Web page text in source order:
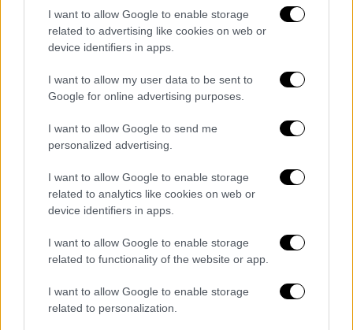
I want to allow Google to enable storage
related to advertising like cookies on web or
device identifiers in apps.
I want to allow my user data to be sent to
Google for online advertising purposes.
I want to allow Google to send me
personalized advertising.
I want to allow Google to enable storage
related to analytics like cookies on web or
device identifiers in apps.
I want to allow Google to enable storage
related to functionality of the website or app.
I want to allow Google to enable storage
related to personalization.
26.09.2020 22:03
Νέο MINI Countryman: Ηρθε στην